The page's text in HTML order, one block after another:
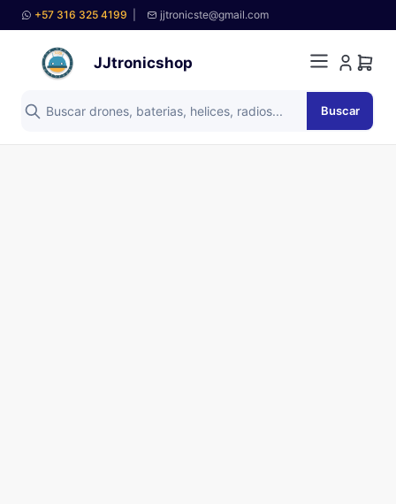
+57 316 325 4199 jjtronicste@gmail.com
JJtronicshop
Buscar